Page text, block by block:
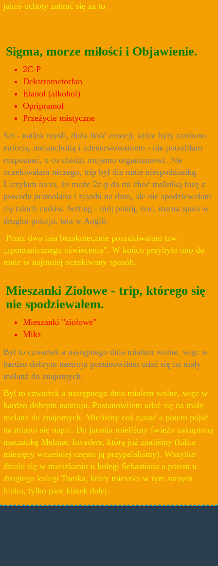
jakoś ochoty zabrać się za to.
Sigma, morze miłości i Objawienie.
2C-P
Dekstrometorfan
Etanol (alkohol)
Opripramol
Przeżycie mistyczne
Set - natłok myśli, duża ilość emocji, które były zarówno
euforią, melancholią i zdenerwowaniem - nie potrafiłam
rozpoznać, o co chodzi mojemu organizmowi. Nie
oczekiwałam niczego, trip był dla mnie niespodzianką.
Liczyłam na to, że może 2c-p da mi choć maleńką fazę z
powodu pramolanu i zjazdu na dxm, ale nie spodziewałam
się takich cudów. Setting - mój pokój, noc, mama spała w
drugim pokoju, tata w Anglii.
Przez dwa lata bezskutecznie poszukiwałam tzw.
„spontanicznego oświecenia”. W końcu przybyło ono do
mnie w najmniej oczekiwany sposób.
Mieszanki Ziołowe - trip, którego się
nie spodziewałem.
Mieszanki "ziołowe"
Miks
Był to czwartek a następnego dnia miałem wolne, więc w
bardzo dobrym nastroju postanowiłem udać się na mały
melanż do znajomych.
Był to czwartek a następnego dnia miałem wolne, więc w
bardzo dobrym nastroju. Postanowiłem udać się na mały
melanż do znajomych. Mieliśmy coś zjarać a potem pójść
na miasto się napić. Do jarania mieliśmy świeżo zakupioną
maczankę Melmac Invaders, którą już znaliśmy (kilka
miesięcy wcześniej często ją przypalaliśmy). Wszytko
działo się w mieszkaniu u kolegi Sebastiana a potem u
drugiego kolegi Tomka, który mieszka w tym samym
bloku, tylko parę klatek dalej.